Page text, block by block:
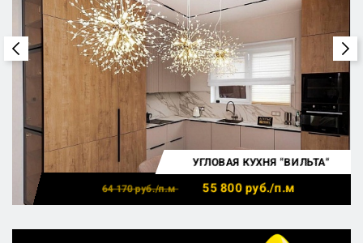
УГЛОВАЯ КУХНЯ "ВИЛЬТА"
64 170руб./п.м 55 800руб./п.м